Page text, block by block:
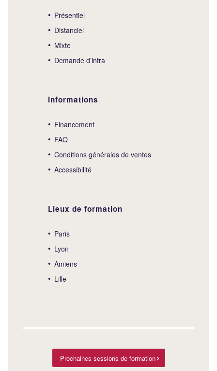
Présentiel
Distanciel
Mixte
Demande d’intra
Informations
Financement
FAQ
Conditions générales de ventes
Accessibilité
Lieux de formation
Paris
Lyon
Amiens
Lille
Prochaines sessions de formation